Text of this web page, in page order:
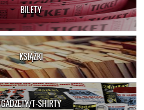
BILETY
KSIĄŻKI
GADŻETY/T-SHIRTY